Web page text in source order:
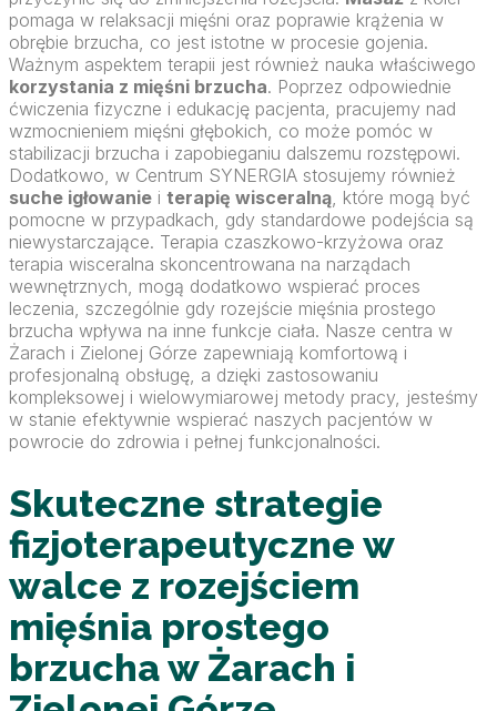
pomaga w relaksacji mięśni oraz poprawie krążenia w
obrębie brzucha, co jest istotne w procesie gojenia.
Ważnym aspektem terapii jest również nauka właściwego
korzystania z mięśni brzucha. Poprzez odpowiednie
ćwiczenia fizyczne i edukację pacjenta, pracujemy nad
wzmocnieniem mięśni głębokich, co może pomóc w
stabilizacji brzucha i zapobieganiu dalszemu rozstępowi.
Dodatkowo, w Centrum SYNERGIA stosujemy również
suche igłowanie i terapię wisceralną , które mogą być
pomocne w przypadkach, gdy standardowe podejścia są
niewystarczające. Terapia czaszkowo-krzyżowa oraz
terapia wisceralna skoncentrowana na narządach
wewnętrznych, mogą dodatkowo wspierać proces
leczenia, szczególnie gdy rozejście mięśnia prostego
brzucha wpływa na inne funkcje ciała. Nasze centra w
Żarach i Zielonej Górze zapewniają komfortową i
profesjonalną obsługę, a dzięki zastosowaniu
kompleksowej i wielowymiarowej metody pracy, jesteśmy
w stanie efektywnie wspierać naszych pacjentów w
powrocie do zdrowia i pełnej funkcjonalności.
Skuteczne strategie
fizjoterapeutyczne w
walce z rozejściem
mięśnia prostego
brzucha w Żarach i